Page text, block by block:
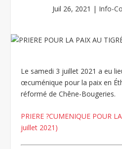
Juil 26, 2021 | Info-
Le samedi 3 juillet 2021 a eu
œcuménique pour la paix en
réformé de Chêne-Bougeries.
PRIERE ?CUMENIQUE POUR
juillet 2021)